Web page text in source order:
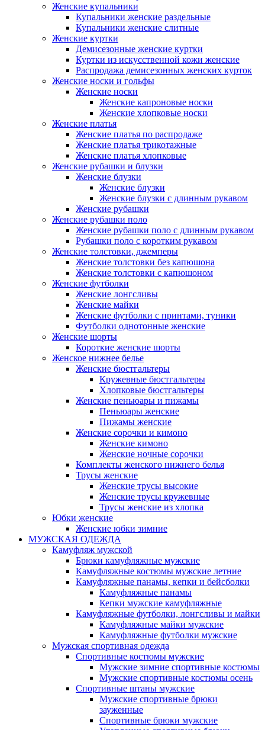
Женские купальники
Купальники женские раздельные
Купальники женские слитные
Женские куртки
Демисезонные женские куртки
Куртки из искусственной кожи женские
Распродажа демисезонных женских курток
Женские носки и гольфы
Женские носки
Женские капроновые носки
Женские хлопковые носки
Женские платья
Женские платья по распродаже
Женские платья трикотажные
Женские платья хлопковые
Женские рубашки и блузки
Женские блузки
Женские блузки
Женские блузки с длинным рукавом
Женские рубашки
Женские рубашки поло
Женские рубашки поло с длинным рукавом
Рубашки поло с коротким рукавом
Женские толстовки, джемперы
Женские толстовки без капюшона
Женские толстовки с капюшоном
Женские футболки
Женские лонгсливы
Женские майки
Женские футболки с принтами, туники
Футболки однотонные женские
Женские шорты
Короткие женские шорты
Женское нижнее белье
Женские бюстгальтеры
Кружевные бюстгальтеры
Хлопковые бюстгальтеры
Женские пеньюары и пижамы
Пеньюары женские
Пижамы женские
Женские сорочки и кимоно
Женские кимоно
Женские ночные сорочки
Комплекты женского нижнего белья
Трусы женские
Женские трусы высокие
Женские трусы кружевные
Трусы женские из хлопка
Юбки женские
Женские юбки зимние
МУЖСКАЯ ОДЕЖДА
Камуфляж мужской
Брюки камуфляжные мужские
Камуфляжные костюмы мужские летние
Камуфляжные панамы, кепки и бейсболки
Камуфляжные панамы
Кепки мужские камуфляжные
Камуфляжные футболки, лонгсливы и майки
Камуфляжные майки мужские
Камуфляжные футболки мужские
Мужская спортивная одежда
Спортивные костюмы мужские
Мужские зимние спортивные костюмы
Мужские спортивные костюмы осень
Спортивные штаны мужские
Мужские спортивные брюки
зауженные
Спортивные брюки мужские